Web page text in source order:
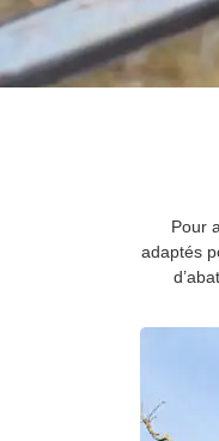
Pour
adaptés